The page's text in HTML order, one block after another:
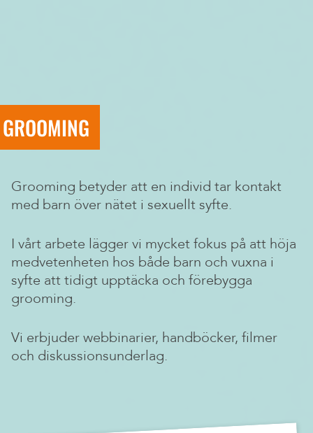
GROOMING
Grooming betyder att en individ tar kontakt
med barn över nätet i sexuellt syfte.
I vårt arbete lägger vi mycket fokus på att höja
medvetenheten hos både barn och vuxna i
syfte att tidigt upptäcka och förebygga
grooming.
Vi erbjuder webbinarier, handböcker, filmer
och diskussionsunderlag.